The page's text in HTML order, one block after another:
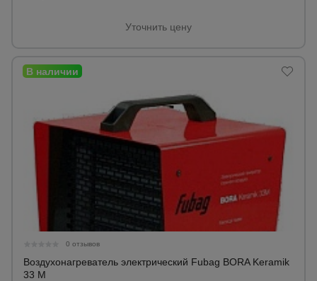
Уточнить цену
0 отзывов
Воздухонагреватель электрический Fubag BORA Keramik
33 M
металлообработка